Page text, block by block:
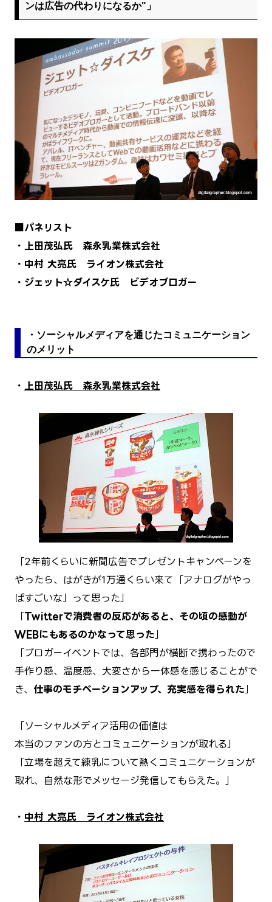
ンは広告の代わりになるか"」
■パネリスト
・上田茂弘氏 森永乳業株式会社
・中村 大亮氏 ライオン株式会社
・ジェット☆ダイスケ氏 ビデオブロガー
・ソーシャルメディアを通じたコミュニケーション
のメリット
・ 上田茂弘氏 森永乳業株式会社
「2年前くらいに新聞広告でプレゼントキャンペーンを
やったら、はがきが1万通くらい来て「アナログがやっ
ぱすごいな」って思った」
「Twitterで消費者の反応があると、その頃の感動が
WEBにもあるのかなって思った
「ブロガーイベントでは、各部門が横断で携わったので
手作り感、温度感、大変さから一体感を感じることがで
き、 仕事のモチベーションアップ、充実感を得られた
「ソーシャルメディア活用の価値は
本当のファンの方とコミュニケーションが取れる」
「立場を超えて練乳について熱くコミュニケーションが
取れ、自然な形でメッセージ発信してもらえた。」
・ 中村 大亮氏 ライオン株式会社